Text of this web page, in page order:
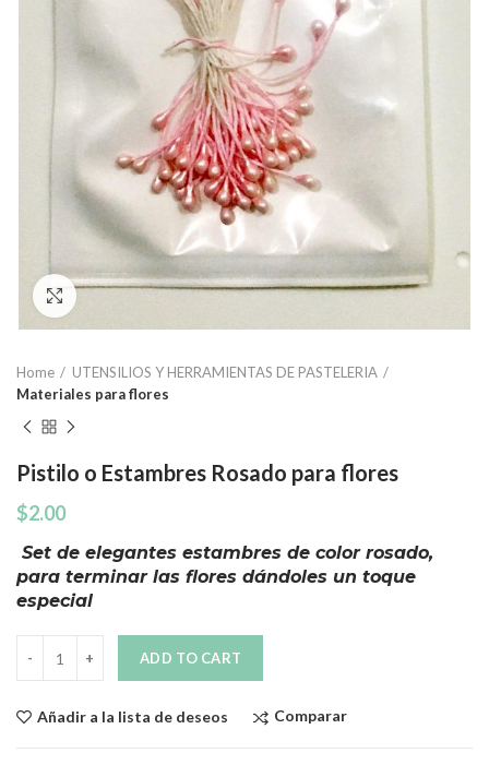
Click to enlarge
Home
UTENSILIOS Y HERRAMIENTAS DE PASTELERIA
Materiales para flores
Pistilo o Estambres Rosado para flores
$2.00
Set de elegantes estambres de color rosado,
para terminar las flores dándoles un toque
especial
ADD TO CART
Añadir a la lista de deseos Comparar